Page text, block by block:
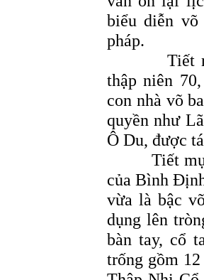
biểu diễn
pháp.
Tiết mục
thập niên
con nhà võ
quyền như
Ô Du, được
Tiết mục
của Bình
vừa là bậc
dụng lên
bàn tay, cổ
trống gồm